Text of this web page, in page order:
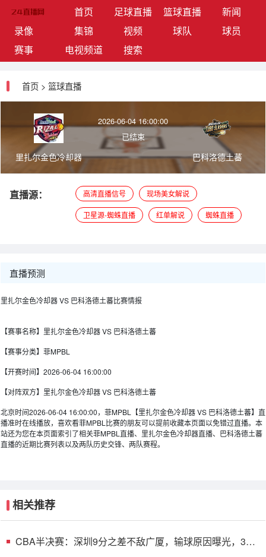
首页(current)足球直播 篮球直播
新闻
录像
集锦 视频 球队
球员
赛事
电视频道 搜索
首页 > 篮球直播
里扎尔金色冷却器
2026-06-04 16:00:00
已结束
巴科洛德土蕃
直播源： 高清直播信号 现场美女解说
卫星源-蜘蛛直播 红单解说 蜘蛛直播
直播预测
里扎尔金色冷却器 VS 巴科洛德土蕃比赛情报
【赛事名称】 里扎尔金色冷却器 VS 巴科洛德土蕃
【赛事分类】 菲MPBL
【开赛时间】 2026-06-04 16:00:00
【对阵双方】 里扎尔金色冷却器 VS 巴科洛德土蕃
北京时间2026-06-04 16:00:00，菲MPBL【里扎尔金色冷却器 VS 巴科洛德土蕃】直
播准时在线播放，喜欢看菲MPBL比赛的朋友可以提前收藏本页面以免错过直播。本
站还为您在本页面索引了相关菲MPBL直播、里扎尔金色冷却器直播、巴科洛德土蕃
直播的近期比赛列表以及两队历史交锋、两队赛程。
相关推荐
CBA半决赛：深圳9分之差不敌广厦，输球原因曝光，3人